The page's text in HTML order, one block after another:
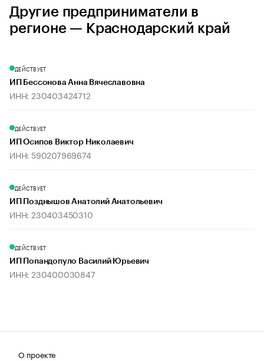
Другие предприниматели в
регионе — Краснодарский край
ДЕЙСТВУЕТ
ИП Бессонова Анна Вячеславовна
ИНН: 230403424712
ДЕЙСТВУЕТ
ИП Осипов Виктор Николаевич
ИНН: 590207969674
ДЕЙСТВУЕТ
ИП Позднышов Анатолий Анатольевич
ИНН: 230403450310
ДЕЙСТВУЕТ
ИП Попандопуло Василий Юрьевич
ИНН: 230400030847
О проекте